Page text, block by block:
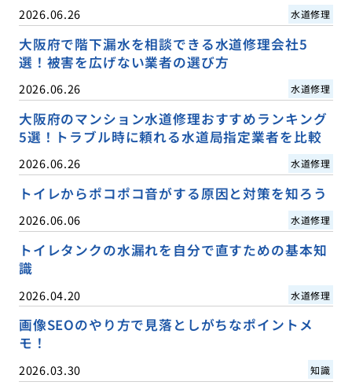
2026.06.26 水道修理
大阪府で階下漏水を相談できる水道修理会社5
選！被害を広げない業者の選び方
2026.06.26 水道修理
大阪府のマンション水道修理おすすめランキング
5選！トラブル時に頼れる水道局指定業者を比較
2026.06.26 水道修理
トイレからポコポコ音がする原因と対策を知ろう
2026.06.06 水道修理
トイレタンクの水漏れを自分で直すための基本知
識
2026.04.20 水道修理
画像SEOのやり方で見落としがちなポイントメ
モ！
2026.03.30 知識